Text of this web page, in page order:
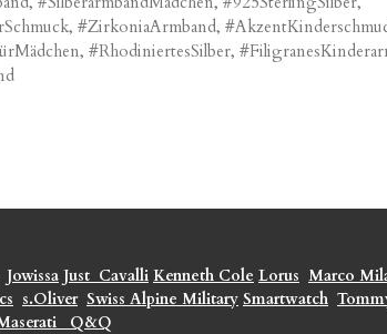
#ZirkoniaArmband,
#RhodiniertesSilber,
Jowissa Just Cavalli Kenneth Cole Lorus Marco
s.Oliver Swiss Alpine Military Smartwatch
Q&Q